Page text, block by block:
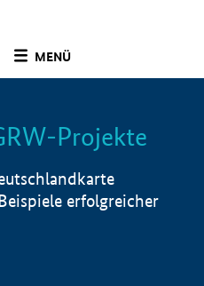
MENÜ
Info
Projekte
erfolgreicher